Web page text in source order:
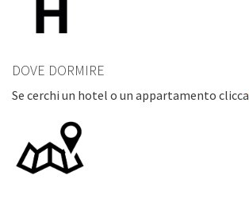
DOVE DORMIRE
Se cerchi un hotel o un appartamento clicca